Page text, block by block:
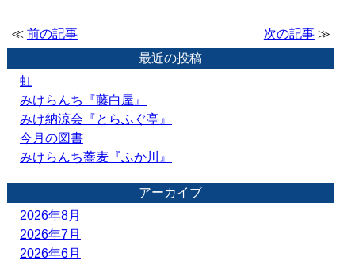
≪ 前の記事 次の記事≫
最近の投稿
虹
みけらんち『藤白屋』
みけ納涼会『とらふぐ亭』
今月の図書
みけらんち蕎麦『ふか川』
アーカイブ
2026年8月
2026年7月
2026年6月